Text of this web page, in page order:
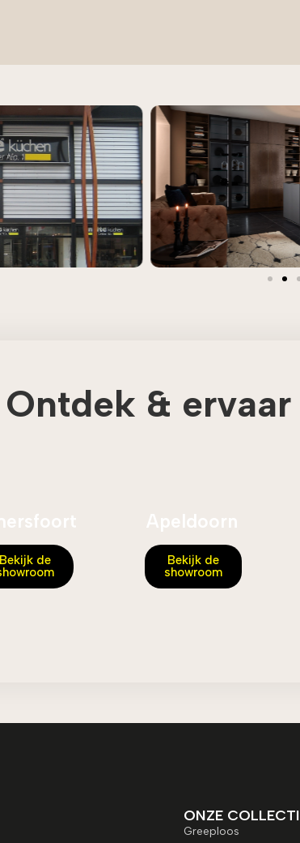
Ontdek &
Bekijk de
Apeldoorn
Bekijk de
showroom
ONZE
Greeploos